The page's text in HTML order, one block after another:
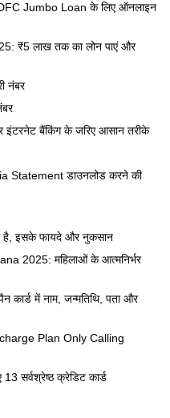
Jumbo Loan के लिए ऑनलाइन
₹5 लाख तक का लोन पाएं और
नंबर
बैंकिंग के जरिए आसान तरीके
Statement डाउनलोड करने की
है, इसके फायदे और नुकसान
2025: महिलाओं के आत्मनिर्भर
में नाम, जन्मतिथि, पता और
Plan Only Calling
सर्वश्रेष्ठ क्रेडिट कार्ड